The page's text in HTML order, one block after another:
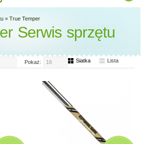
» True Temper
Serwis sprzętu
Pokaż: 16 Siatka Lista